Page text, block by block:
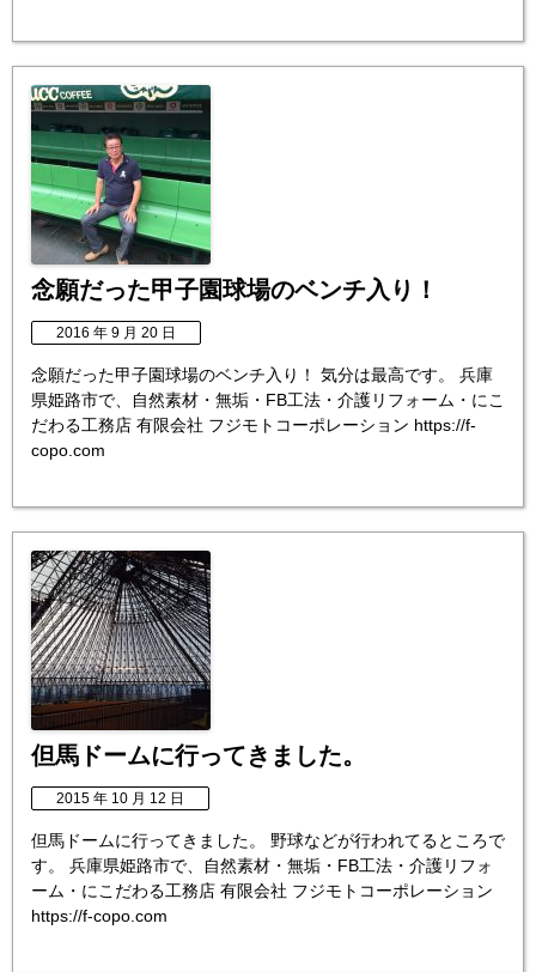
念願だった甲子園球場のベンチ入り！
2016 年 9 月 20 日
念願だった甲子園球場のベンチ入り！ 気分は最高です。 兵庫
県姫路市で、自然素材・無垢・FB工法・介護リフォーム・にこ
だわる工務店 有限会社 フジモトコーポレーション https://f-
copo.com
但馬ドームに行ってきました。
2015 年 10 月 12 日
但馬ドームに行ってきました。 野球などが行われてるところで
す。 兵庫県姫路市で、自然素材・無垢・FB工法・介護リフォ
ーム・にこだわる工務店 有限会社 フジモトコーポレーション
https://f-copo.com